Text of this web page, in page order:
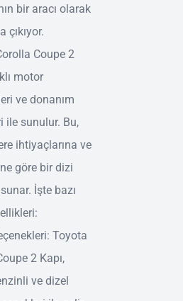
bir aracı olarak
çıkıyor.
Coupe 2
motor
ve donanım
ile sunulur. Bu,
ihtiyaçlarına ve
göre bir dizi
İşte bazı
Toyota
2 Kapı,
ve dizel